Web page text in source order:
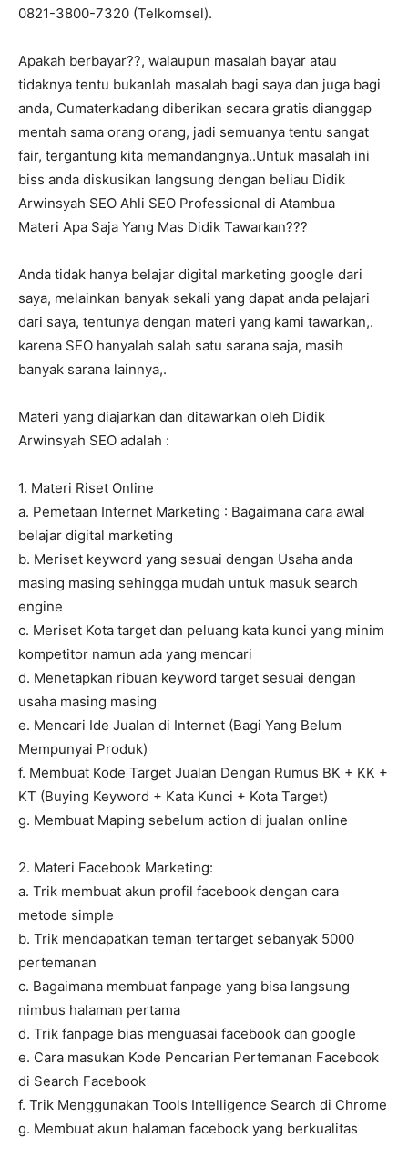
0821-3800-7320 (Telkomsel).
Apakah berbayar??, walaupun masalah bayar atau
tidaknya tentu bukanlah masalah bagi saya dan juga bagi
anda, Cumaterkadang diberikan secara gratis dianggap
mentah sama orang orang, jadi semuanya tentu sangat
fair, tergantung kita memandangnya..Untuk masalah ini
biss anda diskusikan langsung dengan beliau Didik
Arwinsyah SEO Ahli SEO Professional di Atambua
Materi Apa Saja Yang Mas Didik Tawarkan???
Anda tidak hanya belajar digital marketing google dari
saya, melainkan banyak sekali yang dapat anda pelajari
dari saya, tentunya dengan materi yang kami tawarkan,.
karena SEO hanyalah salah satu sarana saja, masih
banyak sarana lainnya,.
Materi yang diajarkan dan ditawarkan oleh Didik
Arwinsyah SEO adalah :
1. Materi Riset Online
a. Pemetaan Internet Marketing : Bagaimana cara awal
belajar digital marketing
b. Meriset keyword yang sesuai dengan Usaha anda
masing masing sehingga mudah untuk masuk search
engine
c. Meriset Kota target dan peluang kata kunci yang minim
kompetitor namun ada yang mencari
d. Menetapkan ribuan keyword target sesuai dengan
usaha masing masing
e. Mencari Ide Jualan di Internet (Bagi Yang Belum
Mempunyai Produk)
f. Membuat Kode Target Jualan Dengan Rumus BK + KK +
KT (Buying Keyword + Kata Kunci + Kota Target)
g. Membuat Maping sebelum action di jualan online
2. Materi Facebook Marketing:
a. Trik membuat akun profil facebook dengan cara
metode simple
b. Trik mendapatkan teman tertarget sebanyak 5000
pertemanan
c. Bagaimana membuat fanpage yang bisa langsung
nimbus halaman pertama
d. Trik fanpage bias menguasai facebook dan google
e. Cara masukan Kode Pencarian Pertemanan Facebook
di Search Facebook
f. Trik Menggunakan Tools Intelligence Search di Chrome
g. Membuat akun halaman facebook yang berkualitas